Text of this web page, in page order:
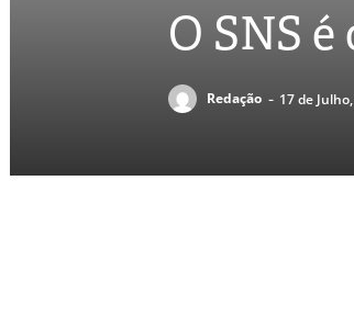
O SNS
Redação - 17 de